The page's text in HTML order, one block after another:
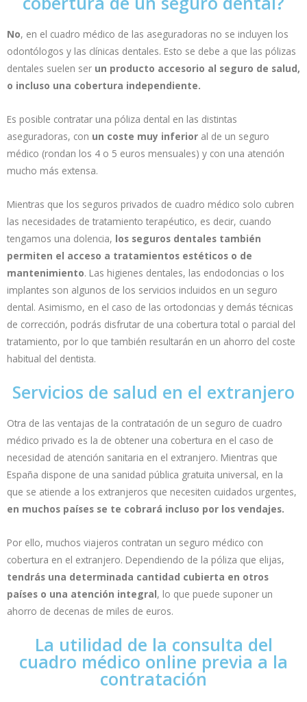
No, en el cuadro médico de las aseguradoras no se incluyen los
odontólogos y las clínicas dentales. Esto se debe a que las pólizas
dentales suelen ser un producto accesorio al seguro de salud,
o incluso una cobertura independiente.
Es posible contratar una póliza dental en las distintas
aseguradoras, con un coste muy inferior al de un seguro
médico (rondan los 4 o 5 euros mensuales) y con una atención
mucho más extensa.
Mientras que los seguros privados de cuadro médico solo cubren
las necesidades de tratamiento terapéutico, es decir, cuando
tengamos una dolencia, los seguros dentales también
permiten el acceso a tratamientos estéticos o de
mantenimiento. Las higienes dentales, las endodoncias o los
implantes son algunos de los servicios incluidos en un seguro
dental. Asimismo, en el caso de las ortodoncias y demás técnicas
de corrección, podrás disfrutar de una cobertura total o parcial del
tratamiento, por lo que también resultarán en un ahorro del coste
habitual del dentista.
Servicios de salud en el extranjero
Otra de las ventajas de la contratación de un seguro de cuadro
médico privado es la de obtener una cobertura en el caso de
necesidad de atención sanitaria en el extranjero. Mientras que
España dispone de una sanidad pública gratuita universal, en la
que se atiende a los extranjeros que necesiten cuidados urgentes,
en muchos países se te cobrará incluso por los vendajes.
Por ello, muchos viajeros contratan un seguro médico con
cobertura en el extranjero. Dependiendo de la póliza que elijas,
tendrás una determinada cantidad cubierta en otros
países o una atención integral, lo que puede suponer un
ahorro de decenas de miles de euros.
La utilidad de la consulta del
cuadro médico online previa a la
contratación